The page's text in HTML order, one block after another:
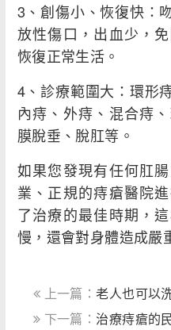
3、創傷小、恢復快：
放性傷口，出血少，
恢復正常生活。
4、診療範圍大：環形
內痔、外痔、混合痔
膜脫垂、脫肛等。
如果您發現有任何肛
業、正規的痔瘡醫院
了治療的最佳時期，
慢，還會對身體造成嚴
上一篇：老人也可以
下一篇： 治療痔瘡的